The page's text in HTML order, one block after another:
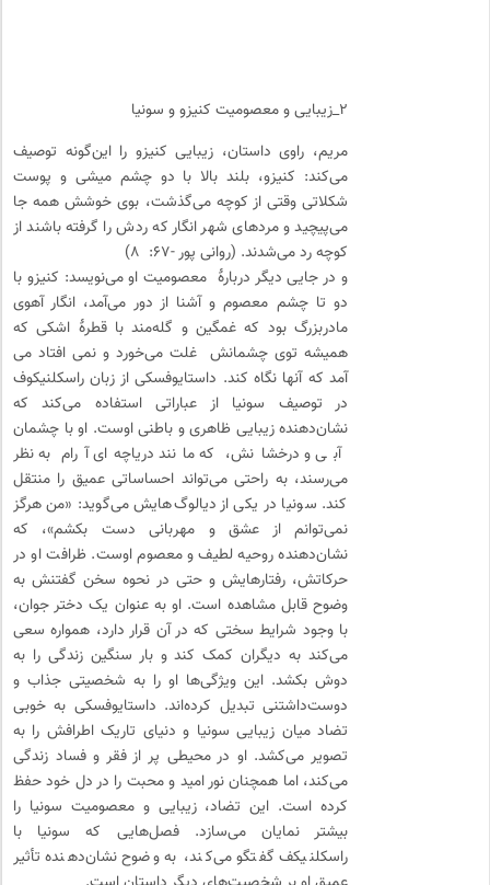
۲_زیبایی و معصومیت کنیزو و سونیا
مریم، راوی داستان، زیبایی کنیزو را این‌گونه توصیف
می‌کند: کنیزو، بلند بالا با دو چشم میشی و پوست
شکلاتی وقتی از کوچه می‌گذشت، بوی خوشش همه جا
می‌پیچید و مردهای شهر انگار که ردش را گرفته باشند از
کوچه رد می‌شدند. (روانی پور -۶۷: ۸)
و در جایی دیگر دربارۀ معصومیت او می‌نویسد: کنیزو با
دو تا چشم معصوم و آشنا از دور می‌آمد، انگار آهوی
مادربزرگ بود که غمگین و گله‌مند با قطرۀ اشکی که
همیشه توی چشمانش غلت می‌خورد و نمی افتاد می
آمد که آنها نگاه کند. داستایوفسکی از زبان راسکلنیکوف
در توصیف سونیا از عباراتی استفاده می‌کند که
نشان‌دهنده زیبایی ظاهری و باطنی اوست. او با چشمان
آبی و درخشانش، که مانند دریاچه‌ای آرام به نظر
می‌رسند، به راحتی می‌تواند احساساتی عمیق را منتقل
کند. سونیا در یکی از دیالوگ‌هایش می‌گوید: «من هرگز
نمی‌توانم از عشق و مهربانی دست بکشم»، که
نشان‌دهنده روحیه لطیف و معصوم اوست. ظرافت او در
حرکاتش، رفتارهایش و حتی در نحوه سخن گفتنش به
وضوح قابل مشاهده است. او به عنوان یک دختر جوان،
با وجود شرایط سختی که در آن قرار دارد، همواره سعی
می‌کند به دیگران کمک کند و بار سنگین زندگی را به
دوش بکشد. این ویژگی‌ها او را به شخصیتی جذاب و
دوست‌داشتنی تبدیل کرده‌اند. داستایوفسکی به خوبی
تضاد میان زیبایی سونیا و دنیای تاریک اطرافش را به
تصویر می‌کشد. او در محیطی پر از فقر و فساد زندگی
می‌کند، اما همچنان نور امید و محبت را در دل خود حفظ
کرده است. این تضاد، زیبایی و معصومیت سونیا را
بیشتر نمایان می‌سازد. فصل‌هایی که سونیا با
راسکلنیکف گفتگو می‌کند، به وضوح نشان‌دهنده تأثیر